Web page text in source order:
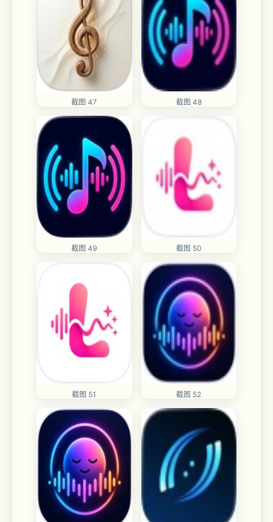
截图 47 截图 48
截图 49 截图 50
截图 51 截图 52